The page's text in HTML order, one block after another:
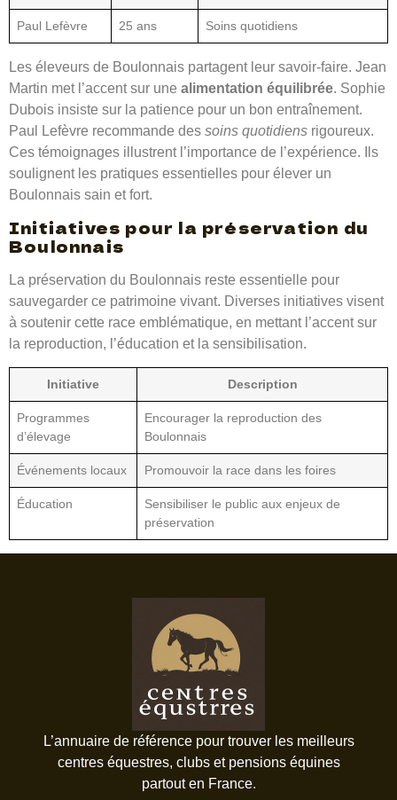
Paul Lefèvre 25 ans Soins quotidiens
Les éleveurs de Boulonnais partagent leur savoir-faire. Jean
Martin met l’accent sur une alimentation équilibrée. Sophie
Dubois insiste sur la patience pour un bon entraînement.
Paul Lefèvre recommande des soins quotidiens rigoureux.
Ces témoignages illustrent l’importance de l’expérience. Ils
soulignent les pratiques essentielles pour élever un
Boulonnais sain et fort.
Initiatives pour la préservation du
Boulonnais
La préservation du Boulonnais reste essentielle pour
sauvegarder ce patrimoine vivant. Diverses initiatives visent
à soutenir cette race emblématique, en mettant l’accent sur
la reproduction, l’éducation et la sensibilisation.
Initiative Description
Programmes
d’élevage
Encourager la reproduction des
Boulonnais
Événements locaux Promouvoir la race dans les foires
Éducation
Sensibiliser le public aux enjeux de
préservation
L’annuaire de référence pour trouver les meilleurs
centres équestres, clubs et pensions équines
partout en France.